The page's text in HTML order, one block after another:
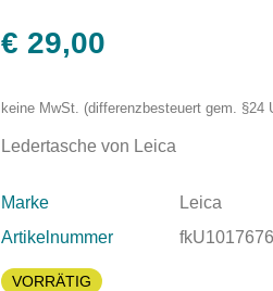
€ 29,00
keine MwSt. (differenzbesteuert gem. §24
Ledertasche von Leica
Marke
Leica
Artikelnummer
VORRÄTIG